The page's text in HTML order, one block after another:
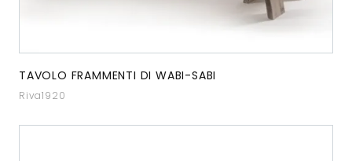
TAVOLO FRAMMENTI DI WABI-SABI
Riva1920